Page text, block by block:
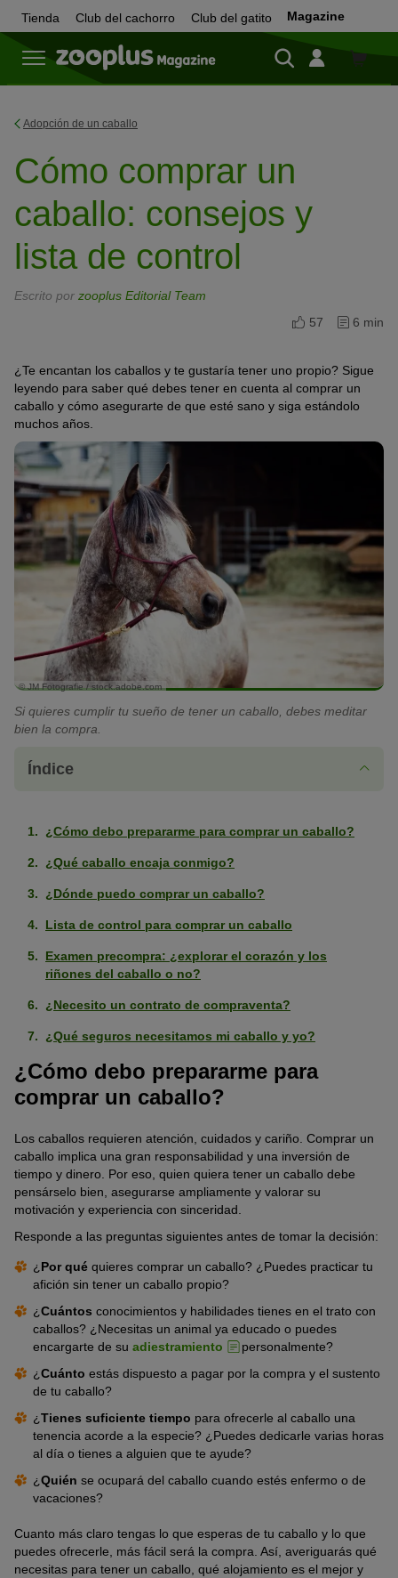
Tienda Club del cachorro Club del gatito Magazine
Tienda
Adopción de un caballo
Cómo comprar un
caballo: consejos y
lista de control
Escrito por zooplus Editorial Team
57
6 min
¿Te encantan los caballos y te gustaría tener uno propio? Sigue
leyendo para saber qué debes tener en cuenta al comprar un
caballo y cómo asegurarte de que esté sano y siga estándolo
muchos años.
© JM Fotografie / stock.adobe.com
Si quieres cumplir tu sueño de tener un caballo, debes meditar
bien la compra.
Índice
¿Cómo debo prepararme para comprar un caballo?
¿Qué caballo encaja conmigo?
¿Dónde puedo comprar un caballo?
Lista de control para comprar un caballo
Examen precompra: ¿explorar el corazón y los
riñones del caballo o no?
¿Necesito un contrato de compraventa?
¿Qué seguros necesitamos mi caballo y yo?
¿Cómo debo prepararme para
comprar un caballo?
Los caballos requieren atención, cuidados y cariño. Comprar un
caballo implica una gran responsabilidad y una inversión de
tiempo y dinero. Por eso, quien quiera tener un caballo debe
pensárselo bien, asegurarse ampliamente y valorar su
motivación y experiencia con sinceridad.
Responde a las preguntas siguientes antes de tomar la decisión:
¿ Por qué quieres comprar un caballo? ¿Puedes practicar tu
afición sin tener un caballo propio?
¿ Cuántos conocimientos y habilidades tienes en el trato con
caballos? ¿Necesitas un animal ya educado o puedes
encargarte de su adiestramiento
personalmente?
¿ Cuánto estás dispuesto a pagar por la compra y el sustento
de tu caballo?
¿ Tienes suficiente tiempo para ofrecerle al caballo una
tenencia acorde a la especie? ¿Puedes dedicarle varias horas
al día o tienes a alguien que te ayude?
¿ Quién se ocupará del caballo cuando estés enfermo o de
vacaciones?
Cuanto más claro tengas lo que esperas de tu caballo y lo que
puedes ofrecerle, más fácil será la compra. Así, averiguarás qué
necesitas para tener un caballo, qué alojamiento es el mejor y